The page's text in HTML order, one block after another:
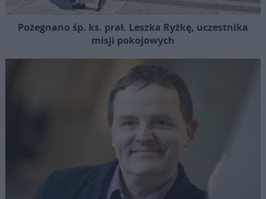
Pożegnano śp. ks. prał. Leszka Ryżkę, uczestnika
misji pokojowych